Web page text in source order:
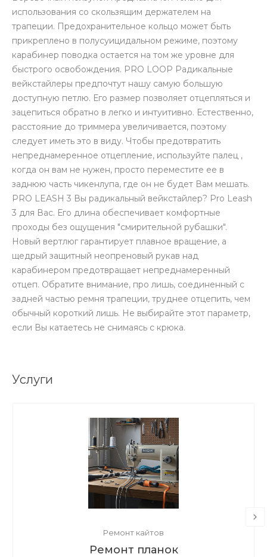
использования со скользящим держателем на
трапеции. Предохранительное кольцо может быть
прикреплено в полусуицидальном режиме, поэтому
карабинер поводка остается на том же уровне для
быстрого освобождения. PRO LOOP Радикальные
вейкстайлеры предпочтут нашу самую большую
доступную петлю. Его размер позволяет отцепляться и
зацепиться обратно в легко и интуитивно. Естественно,
расстояние до триммера увеличивается, поэтому
следует иметь это в виду. Чтобы предотвратить
непреднамеренное отцепление, используйте палец ,
когда он вам не нужен, просто переместите ее в
заднюю часть чикенлупа, где он не будет Вам мешать.
PRO LEASH 3 Вы радикальный вейкстайлер? Pro Leash
3 для Вас. Его длина обеспечивает комфортные
проходы без ощущения "смирительной рубашки".
Новый вертлюг гарантирует плавное вращение, а
щедрый защитный неопреновый рукав над
карабинером предотвращает непреднамеренный
отцеп. Обратите внимание, про лишь, соединенный с
задней частью ремня трапеции, труднее отцепить, чем
обычный короткий лишь. Не выбирайте этот параметр,
если Вы катаетесь не снимаясь с крюка.
Услуги
Ремонт кайтов
Ремонт планок